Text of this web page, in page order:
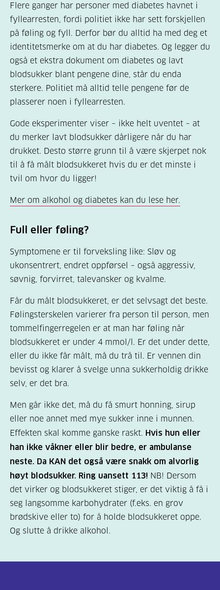
Flere ganger har personer med diabetes havnet i
fyllearresten, fordi politiet ikke har sett forskjellen
på føling og fyll. Derfor bør du alltid ha med deg et
identitetsmerke om at du har diabetes. Og legger du
også et ekstra dokument om diabetes og lavt
blodsukker blant pengene dine, står du enda
sterkere. Politiet må alltid telle pengene før de
plasserer noen i fyllearresten.
Gode eksperimenter viser – ikke helt uventet – at
du merker lavt blodsukker dårligere når du har
drukket. Desto større grunn til å være skjerpet nok
til å få målt blodsukkeret hvis du er det minste i
tvil om hvor du ligger!
Mer om alkohol og diabetes kan du lese her.
Full eller føling?
Symptomene er til forveksling like: Sløv og
ukonsentrert, endret oppførsel – også aggressiv,
søvnig, forvirret, talevansker og kvalme.
Får du målt blodsukkeret, er det selvsagt det beste.
Følingsterskelen varierer fra person til person, men
tommelfingerregelen er at man har føling når
blodsukkeret er under 4 mmol/l. Er det under dette,
eller du ikke får målt, må du trå til. Er vennen din
bevisst og klarer å svelge unna sukkerholdig drikke
selv, er det bra.
Men går ikke det, må du få smurt honning, sirup
eller noe annet med mye sukker inne i munnen.
Effekten skal komme ganske raskt. Hvis hun eller
han ikke våkner eller blir bedre, er ambulanse
neste. Da KAN det også være snakk om alvorlig
høyt blodsukker. Ring uansett 113! NB! Dersom
det virker og blodsukkeret stiger, er det viktig å få i
seg langsomme karbohydrater (f.eks. en grov
brødskive eller to) for å holde blodsukkeret oppe.
Og slutte å drikke alkohol.